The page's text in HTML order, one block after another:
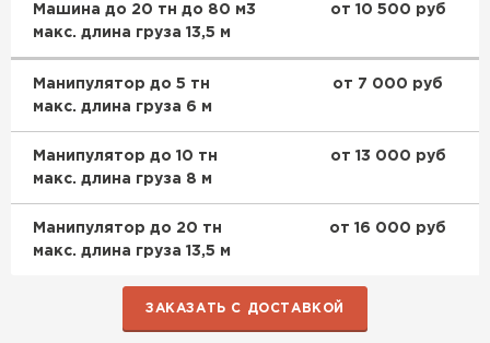
Машина до 20 тн до 80 м3
макс. длина груза 13,5 м
от 10 500 руб
Манипулятор до 5 тн
макс. длина груза 6 м
от 7 000 руб
Манипулятор до 10 тн
макс. длина груза 8 м
от 13 000 руб
Манипулятор до 20 тн
макс. длина груза 13,5 м
от 16 000 руб
ЗАКАЗАТЬ С ДОСТАВКОЙ